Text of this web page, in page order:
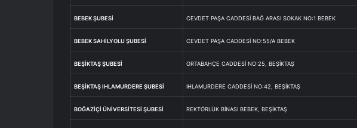
BEBEK ŞUBESİ CEVDET PAŞA CADDESİ BAĞ ARASI SOKAK NO:1 BEBEK
BEBEK SAHİLYOLU ŞUBESİ CEVDET PAŞA CADDESİ NO:55/A BEBEK
BEŞİKTAŞ ŞUBESİ ORTABAHÇE CADDESİ NO:25, BEŞİKTAŞ
BEŞİKTAŞ IHLAMURDERE ŞUBESİ IHLAMURDERE CADDESİ NO:42, BEŞİKTAŞ
BOĞAZİÇİ ÜNİVERSİTESİ ŞUBESİ REKTÖRLÜK BİNASI BEBEK, BEŞİKTAŞ